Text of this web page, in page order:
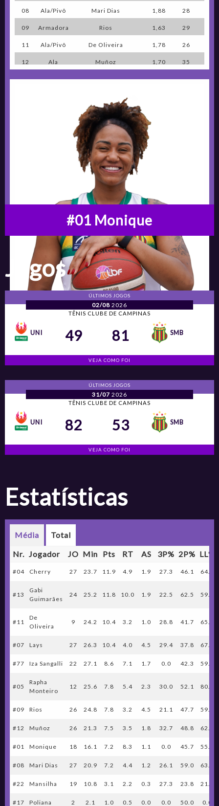
08 Ala/Pivô Mari Dias 1,88 28
09 Armadora Rios 1,63 29
11 Ala/Pivô De Oliveira 1,78 26
12 Ala Muñoz 1,70 35
13 Ala/Pivô Gabi Guimarães 1,80 30
Poliana
Mansilha
Iza Sangalli
#01 Monique
Jogos
ÚLTIMOS JOGOS
02/082026
TÊNIS CLUBE DE CAMPINAS
UNI 49 81 SMB
VEJA COMO FOI
ÚLTIMOS JOGOS
31/07 2026
TÊNIS CLUBE DE CAMPINAS
UNI 82 53 SMB
VEJA COMO FOI
Estatísticas
Média Total
Nr. Jogador JO Min Pts RT AS 3P% 2P% LL%
#04 Cherry 27 23.7 11.9 4.9 1.9 27.3 46.1 64.8
#13
Gabi
Guimarães
24 25.2 11.8 10.0 1.9 22.5 62.5 59.0
#11
De
Oliveira
9 24.2 10.4 3.2 1.0 28.8 41.7 65.0
#07 Lays 27 26.3 10.4 4.0 4.5 29.4 37.8 67.6
#77 Iza Sangalli 22 27.1 8.6 7.1 1.7 0.0 42.3 59.4
#05
Rapha
Monteiro
12 25.6 7.8 5.4 2.3 30.0 52.1 80.0
#09 Rios 26 24.8 7.8 3.2 4.5 21.1 47.7 59.6
#12 Muñoz 26 21.3 7.5 3.5 1.8 32.7 48.8 62.5
#01 Monique 18 16.1 7.2 8.3 1.1 0.0 45.7 55.8
#08 Mari Dias 27 20.9 7.2 4.4 1.2 26.1 59.0 63.6
#22 Mansilha 19 10.8 3.1 2.2 0.3 27.3 23.8 21.4
#17 Poliana 2 2.1 1.0 0.5 0.0 0.0 50.0 0.0